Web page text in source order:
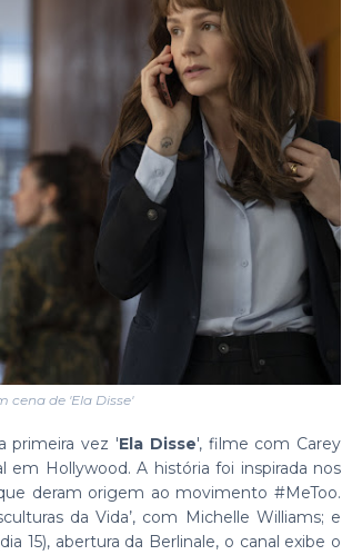
cena de 'Ela Disse'
primeira vez 'Ela Disse', filme com Carey
em Hollywood. A história foi inspirada nos
deram origem ao movimento #MeToo.
da Vida’, com Michelle Williams; e
15), abertura da Berlinale, o canal exibe o